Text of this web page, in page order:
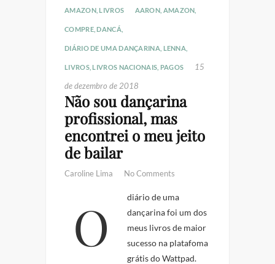
AMAZON,LIVROS AARON AMAZON
COMPRE,DANCÁ,
DIÁRIO DE UMA DANÇARINA, LENNA
LIVROS,LIVROS NACIONAIS PAGOS
15
de dezembro de 2018
Não sou dançarina
profissional, mas
encontrei o meu jeito
de bailar
Caroline Lima No Comments
O diário de uma
dançarina foi um dos
meus livros de maior
sucesso na platafoma
grátis do Wattpad.